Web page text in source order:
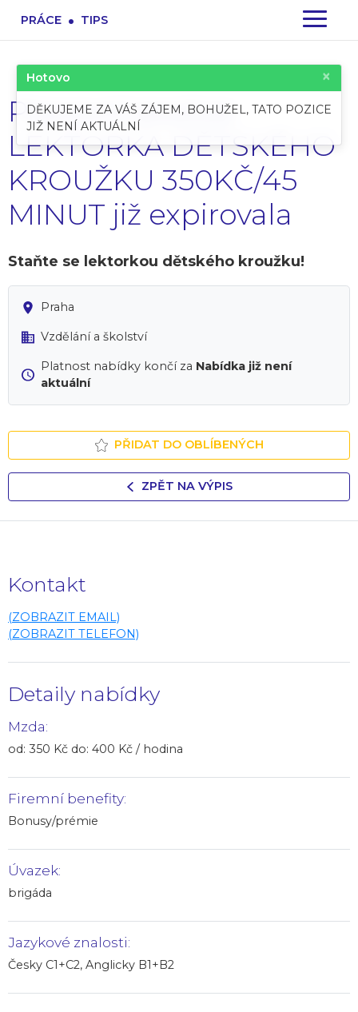
PRÁCE . TIPS
Pracovní pozice:
LEKTORKA DĚTSKÉHO
KROUŽKU 350KČ/45
MINUT již expirovala
Staňte se lektorkou dětského kroužku!
Praha
Vzdělání a školství
Platnost nabídky končí za Nabídka již není
aktuální
PŘIDAT DO OBLÍBENÝCH
ZPĚT NA VÝPIS
Kontakt
(ZOBRAZIT EMAIL)
(ZOBRAZIT TELEFON)
Detaily nabídky
Mzda:
od: 350 Kč do: 400 Kč / hodina
Firemní benefity:
Bonusy/prémie
Úvazek:
brigáda
Jazykové znalosti:
Česky C1+C2, Anglicky B1+B2
Hotovo ×
DĚKUJEME ZA VÁŠ ZÁJEM, BOHUŽEL, TATO POZICE
JIŽ NENÍ AKTUÁLNÍ